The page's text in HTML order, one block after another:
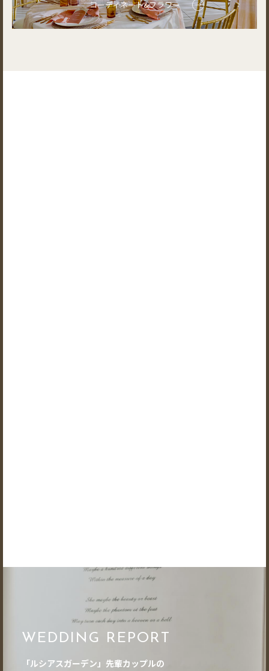
コーディネート&フラワー
WEDDING REPORT
「ルシアスガーデン」先輩カップルの